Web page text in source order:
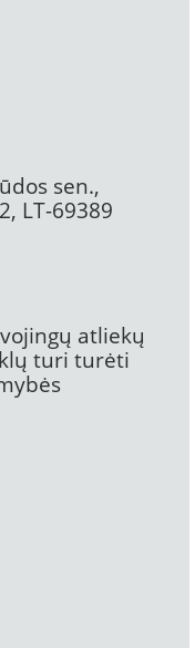
sen.,
LT-69389
atliekų
turi turėti